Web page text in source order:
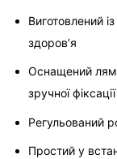
Виготовлений
здоров’я
Оснащений
зручної фіксації
Регульований
Простий у